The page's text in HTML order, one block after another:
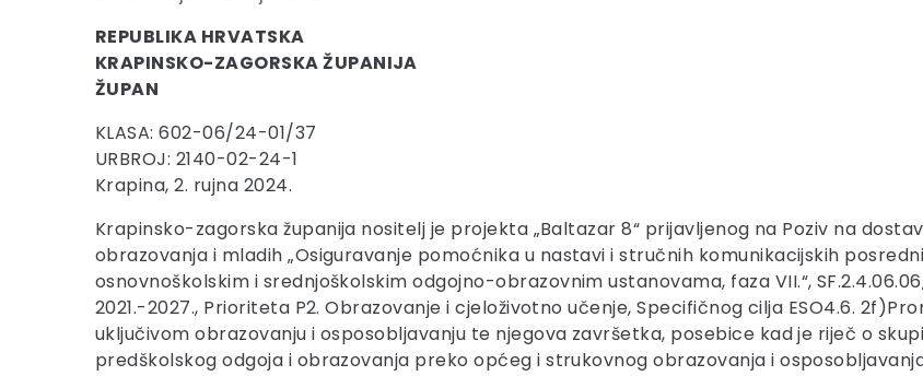
REPUBLIKA HRVATSKA
KRAPINSKO-ZAGORSKA ŽUPANIJA
ŽUPAN
KLASA: 602-06/24-01/37
URBROJ: 2140-02-24-1
Krapina, 2. rujna 2024.
Krapinsko-zagorska županija nositelj je projekta „Baltazar 8“ prijavljenog na Poziv na
obrazovanja i mladih „Osiguravanje pomoćnika u nastavi i stručnih komunikacijskih
osnovnoškolskim i srednjoškolskim odgojno-obrazovnim ustanovama, faza VII.“,
2021.-2027., Prioriteta P2. Obrazovanje i cjeloživotno učenje, Specifičnog cilja ESO4.6.
uključivom obrazovanju i osposobljavanju te njegova završetka, posebice kad je riječ o
predškolskog odgoja i obrazovanja preko općeg i strukovnog obrazovanja i